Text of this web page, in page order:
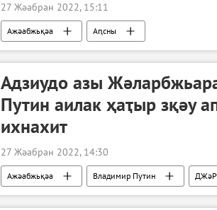
27 Жәабран 2022, 15:11
Ажәабжьқәа Аԥсны
Адзиудо азы
Путин аилак ҳаҭыр зқәу
ихнахит
27 Жәабран 2022, 14:30
Ажәабжьқәа Владимир Путин ДЖәР
Урыстәыла Донбасс имҩаԥнаго арратә операциа ҷыда